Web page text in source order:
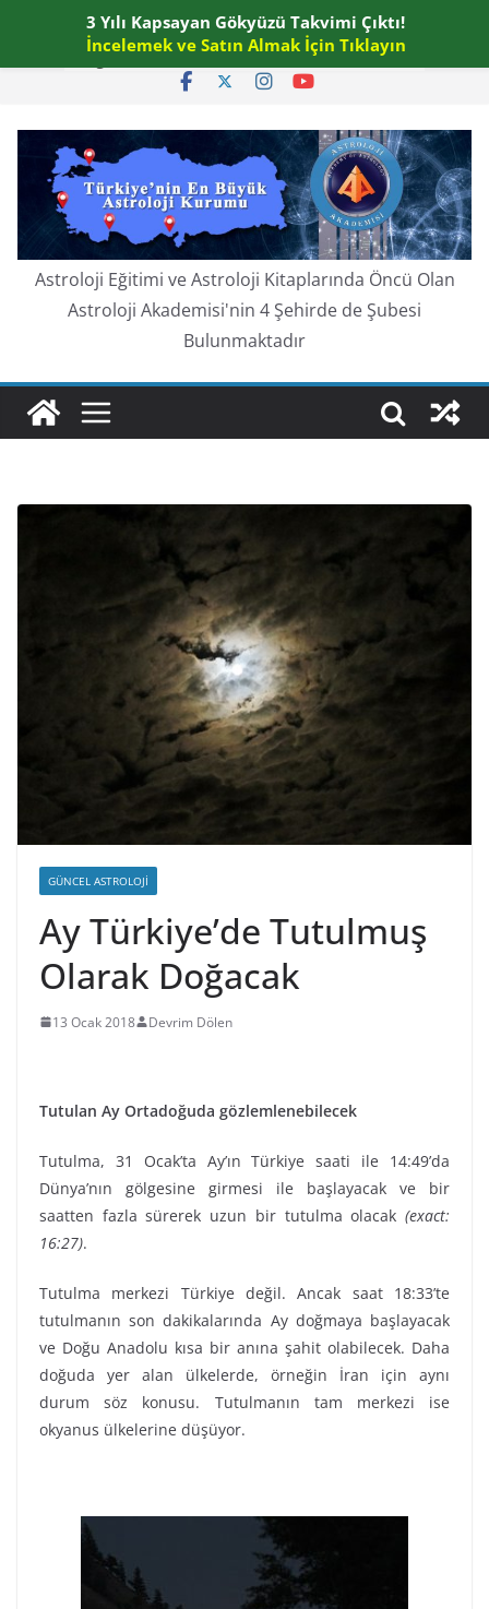
content
Perşembe, Ağustos 6, 2026
Astroloji Eğitimi ve Astroloji Kitaplarında Öncü Olan
Astroloji Akademisi'nin 4 Şehirde de Şubesi
Bulunmaktadır
GÜNCEL ASTROLOJI
Ay Türkiye’de Tutulmuş
Olarak Doğacak
13 Ocak 2018 Devrim Dölen
Tutulan Ay Ortadoğuda gözlemlenebilecek
Tutulma, 31 Ocak’ta Ay’ın Türkiye saati ile 14:49’da
Dünya’nın gölgesine girmesi ile başlayacak ve bir
saatten fazla sürerek uzun bir tutulma olacak (exact:
16:27).
Tutulma merkezi Türkiye değil. Ancak saat 18:33’te
tutulmanın son dakikalarında Ay doğmaya başlayacak
ve Doğu Anadolu kısa bir anına şahit olabilecek. Daha
doğuda yer alan ülkelerde, örneğin İran için aynı
durum söz konusu. Tutulmanın tam merkezi ise
okyanus ülkelerine düşüyor.
3 Yılı Kapsayan Gökyüzü Takvimi Çıktı!
İncelemek ve Satın Almak İçin Tıklayın